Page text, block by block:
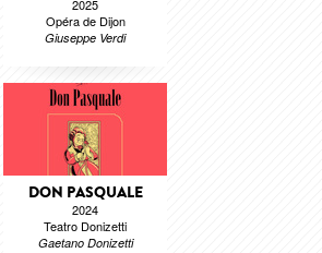
2025
Opéra de Dijon
Giuseppe Verdi
DON PASQUALE
2024
Teatro Donizetti
Gaetano Donizetti